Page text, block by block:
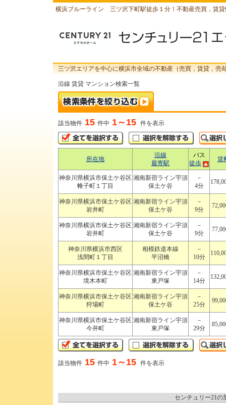
横浜ブルーライン 三ツ沢下町駅徒歩１分！不動産売買，賃
三ツ沢エリアを中心に横浜市全域の不動産（売買，賃貸，
沿線 賃貸 マンション検索一覧
該当物件 15 件中 1～15 件を表示
所在地
沿線
最寄駅
バス
徒歩
賃
神奈川県横浜市保土ケ谷区
帷子町１丁目
湘南新宿ライン宇須
保土ケ谷
－
4分
神奈川県横浜市保土ケ谷区
岩井町
湘南新宿ライン宇須
保土ケ谷
－
9分
神奈川県横浜市保土ケ谷区
岩井町
湘南新宿ライン宇須
保土ケ谷
－
9分
神奈川県横浜市西区
浅間町１丁目
相模鉄道本線
平沼橋
－
10分
神奈川県横浜市保土ケ谷区
境木本町
湘南新宿ライン宇須
東戸塚
－
14分
神奈川県横浜市保土ケ谷区
狩場町
湘南新宿ライン宇須
保土ケ谷
－
25分
神奈川県横浜市保土ケ谷区
今井町
湘南新宿ライン宇須
東戸塚
－
29分
該当物件 15 件中 1～15 件を表示
センチュリー21の